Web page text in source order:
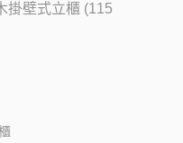
掛壁式立櫃 (115